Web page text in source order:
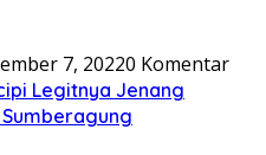
7, 20220 Komentar
Legitnya Jenang